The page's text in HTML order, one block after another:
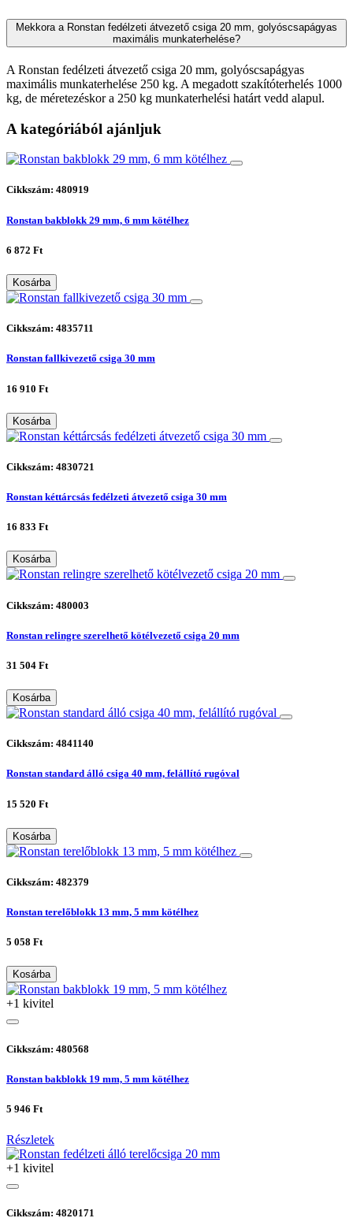
Mekkora a Ronstan fedélzeti átvezető csiga 20 mm, golyóscsapágyas
maximális munkaterhelése?
A Ronstan fedélzeti átvezető csiga 20 mm, golyóscsapágyas
maximális munkaterhelése 250 kg. A megadott szakítóterhelés 1000
kg, de méretezéskor a 250 kg munkaterhelési határt vedd alapul.
A kategóriából ajánljuk
Cikkszám: 480919
Ronstan bakblokk 29 mm, 6 mm kötélhez
6 872 Ft
Kosárba
Cikkszám: 4835711
Ronstan fallkivezető csiga 30 mm
16 910 Ft
Kosárba
Cikkszám: 4830721
Ronstan kéttárcsás fedélzeti átvezető csiga 30 mm
16 833 Ft
Kosárba
Cikkszám: 480003
Ronstan relingre szerelhető kötélvezető csiga 20 mm
31 504 Ft
Kosárba
Cikkszám: 4841140
Ronstan standard álló csiga 40 mm, felállító rugóval
15 520 Ft
Kosárba
Cikkszám: 482379
Ronstan terelőblokk 13 mm, 5 mm kötélhez
5 058 Ft
Kosárba
+1 kivitel
Cikkszám: 480568
Ronstan bakblokk 19 mm, 5 mm kötélhez
5 946 Ft
Részletek
+1 kivitel
Cikkszám: 4820171